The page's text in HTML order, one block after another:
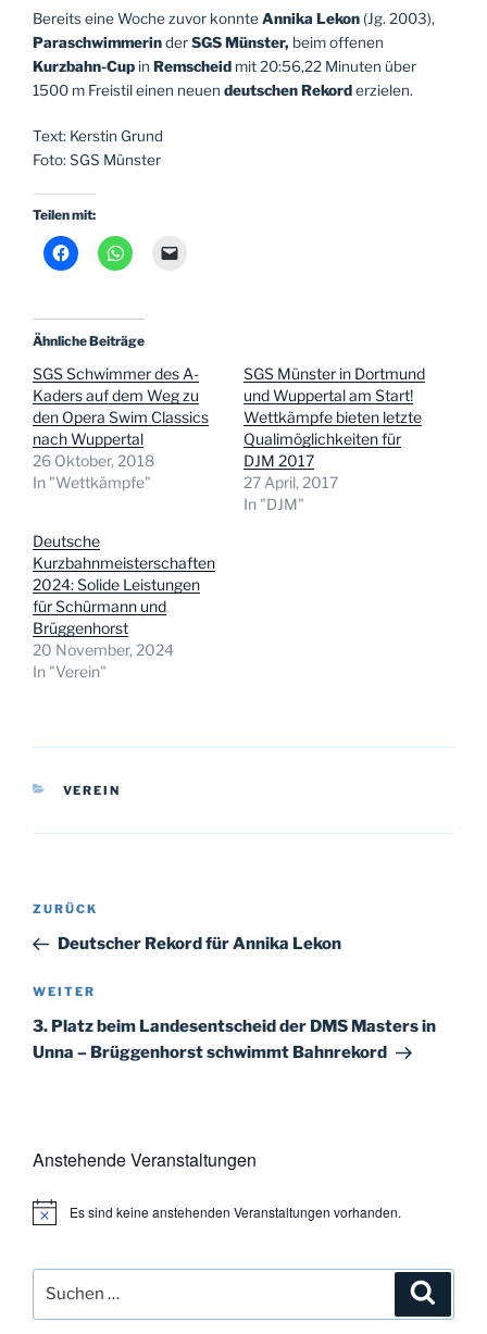
Bereits eine Woche zuvor konnteAnnika Lekon (Jg. 2003),
ParaschwimmerinderSGS Münster, beim offenen
Kurzbahn-Cup in Remscheid mit 20:56,22 Minuten über
1500 m Freistil einen neuen deutschen Rekorderzielen.
Text: Kerstin Grund
Foto: SGS Münster
Teilen mit:
Ähnliche Beiträge
SGS Schwimmer des A-
Kaders auf dem Weg zu
den Opera Swim Classics
nach Wuppertal
26 Oktober, 2018
In "Wettkämpfe"
SGS Münster in Dortmund
und Wuppertal am Start!
Wettkämpfe bieten letzte
Qualimöglichkeiten für
DJM 2017
27 April, 2017
In "DJM"
Deutsche
Kurzbahnmeisterschaften
2024: Solide Leistungen
für Schürmann und
Brüggenhorst
20 November, 2024
In "Verein"
KATEGORIEN
VEREIN
Beitragsnavigation
Vorheriger
Beitrag
ZURÜCK
Deutscher Rekord für Annika Lekon
Nächster
Beitrag
WEITER
3. Platz beim Landesentscheid der DMS Masters in
Unna – Brüggenhorst schwimmt Bahnrekord
Anstehende Veranstaltungen
H
w
s
Es sind keine anstehenden Veranstaltungen vorhanden.
nach: